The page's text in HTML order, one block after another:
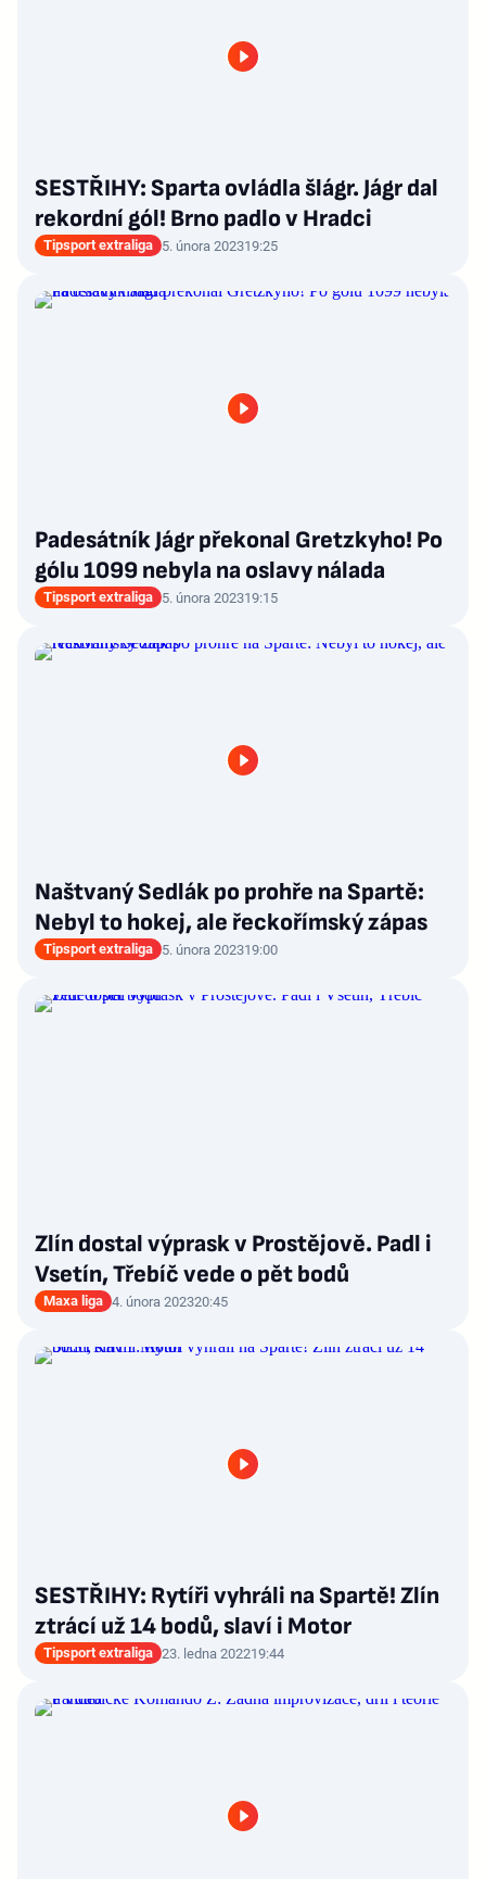
SESTŘIHY: Sparta ovládla šlágr. Jágr dal
rekordní gól! Brno padlo v Hradci
Tipsport extraliga 5. února 202319:25
Padesátník Jágr překonal Gretzkyho! Po
gólu 1099 nebyla na oslavy nálada
Tipsport extraliga 5. února 202319:15
Naštvaný Sedlák po prohře na Spartě:
Nebyl to hokej, ale řeckořímský zápas
Tipsport extraliga 5. února 202319:00
Zlín dostal výprask v Prostějově. Padl i
Vsetín, Třebíč vede o pět bodů
Maxa liga 4. února 202320:45
SESTŘIHY: Rytíři vyhráli na Spartě! Zlín
ztrácí už 14 bodů, slaví i Motor
Tipsport extraliga 23. ledna 202219:44